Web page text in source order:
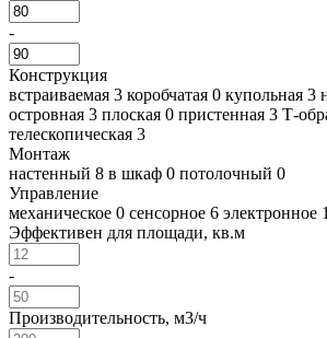
-
Конструкция
встраиваемая 3 коробчатая 0 купольная 3
островная 3 плоская 0 пристенная 3 Т-
телескопическая 3
Монтаж
настенный 8 в шкаф 0 потолочный 0
Управление
механическое 0 сенсорное 6 электронное 1
Эффективен для площади, кв.м
-
Производительность, м3/ч